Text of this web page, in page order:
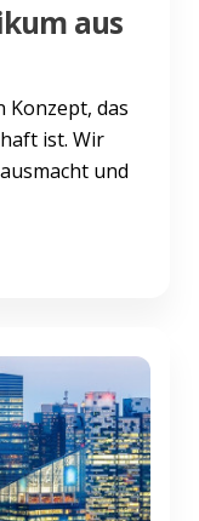
aus
Konzept, das
ist. Wir
und